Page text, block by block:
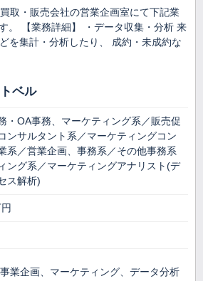
取・販売会社の営業企画室にて下記業
。 【業務詳細】 ・データ収集・分析 来
を集計・分析したり、 成約・未成約な
ベル
・OA事務、マーケティング系／販売促
ンサルタント系／マーケティングコン
系／営業企画、事務系／その他事務系
ング系／マーケティングアナリスト(デ
ス解析)
事業企画、マーケティング、データ分析